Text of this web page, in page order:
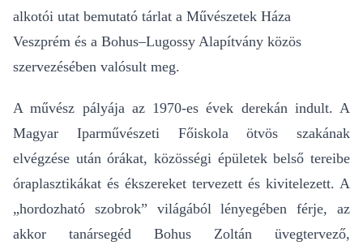
alkotói utat bemutató tárlat a Művészetek Háza
Veszprém és a Bohus–Lugossy Alapítvány közös
szervezésében valósult meg.
A művész pályája az 1970-es évek derekán indult. A
Magyar Iparművészeti Főiskola ötvös szakának
elvégzése után órákat, közösségi épületek belső tereibe
óraplasztikákat és ékszereket tervezett és kivitelezett. A
„hordozható szobrok” világából lényegében férje, az
akkor tanársegéd Bohus Zoltán üvegtervező,